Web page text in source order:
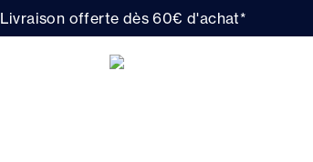
Livraison offerte dès 60€ d'achat*